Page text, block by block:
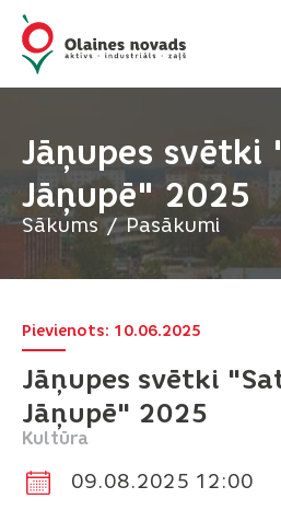
Jāņupes svētki
Jāņupē" 2025
Sākums Pasākumi
Jāņupes svētki
Jāņupē" 2025
Pievienots: 10.06.2025
Kultūra
09.08.2025 12:00